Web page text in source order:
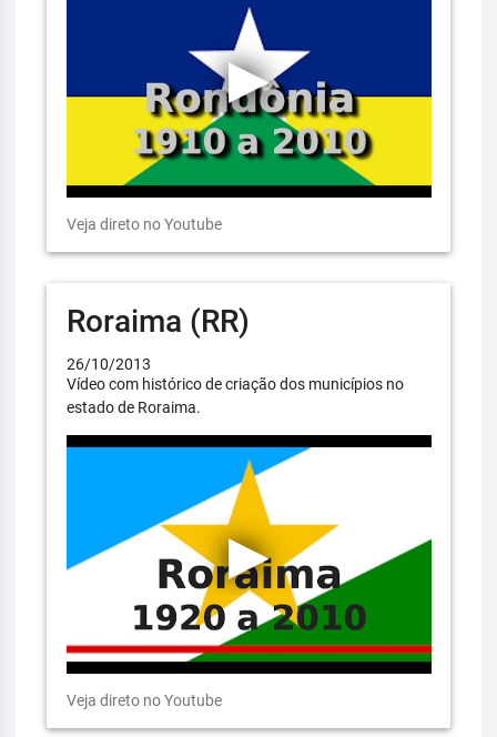
Veja direto no Youtube
Roraima (RR)
26/10/2013
Vídeo com histórico de criação dos municípios no
estado de Roraima.
Veja direto no Youtube